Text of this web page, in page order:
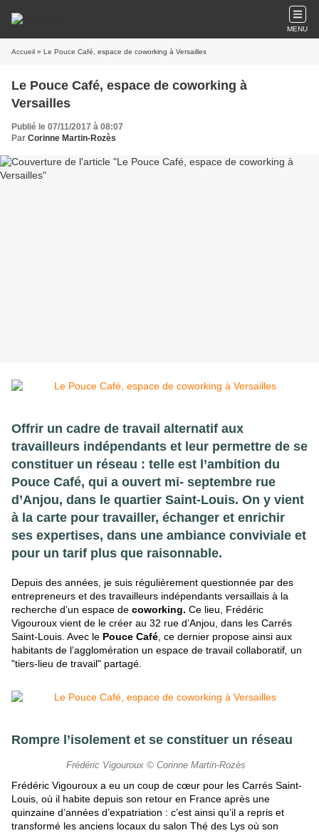
MENU
Accueil » Le Pouce Café, espace de coworking à Versailles
Le Pouce Café, espace de coworking à
Versailles
Publié le 07/11/2017 à 08:07
Par Corinne Martin-Rozès
Offrir un cadre de travail alternatif aux
travailleurs indépendants et leur permettre de se
constituer un réseau : telle est l’ambition du
Pouce Café, qui a ouvert mi- septembre rue
d’Anjou, dans le quartier Saint-Louis. On y vient
à la carte pour travailler, échanger et enrichir
ses expertises, dans une ambiance conviviale et
pour un tarif plus que raisonnable.
Depuis des années, je suis régulièrement questionnée par des
entrepreneurs et des travailleurs indépendants versaillais à la
recherche d’un espace de coworking. Ce lieu, Frédéric
Vigouroux vient de le créer au 32 rue d’Anjou, dans les Carrés
Saint-Louis. Avec le Pouce Café , ce dernier propose ainsi aux
habitants de l’agglomération un espace de travail collaboratif un
"tiers-lieu de travail" partagé.
Rompre l’isolement et se constituer un réseau
Frédéric Vigouroux © Corinne Martin-Rozès
Frédéric Vigouroux a eu un coup de cœur pour les Carrés Saint-
Louis, où il habite depuis son retour en France après une
quinzaine d’années d’expatriation : c’est ainsi qu’il a repris et
transformé les anciens locaux du salon Thé des Lys où son